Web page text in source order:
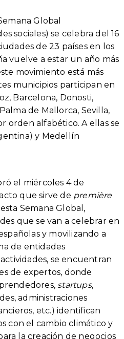
Global
sociales) se celebra del 16
de 23 países en los
vuelve a estar un año más
movimiento está más
municipios participan en
Barcelona, Donosti,
de Mallorca, Sevilla,
orden alfabético. A ellas se
y Medellín
el miércoles 4 de
que sirve de première
Semana Global,
que se van a celebrar en
y movilizando a
de entidades
se encuentran
de expertos, donde
startups,
administraciones
etc.) identifican
con el cambio climático y
la creación de negocios